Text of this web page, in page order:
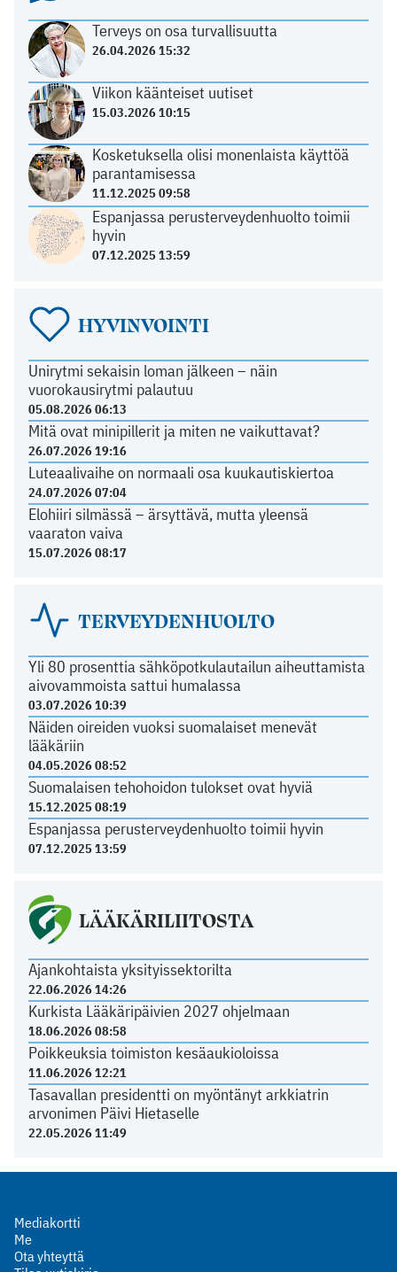
Terveys on osa turvallisuutta
26.04.2026 15:32
Viikon käänteiset uutiset
15.03.2026 10:15
Kosketuksella olisi monenlaista käyttöä
parantamisessa
11.12.2025 09:58
Espanjassa perusterveydenhuolto toimii
hyvin
07.12.2025 13:59
HYVINVOINTI
Unirytmi sekaisin loman jälkeen – näin
vuorokausirytmi palautuu
05.08.2026 06:13
Mitä ovat minipillerit ja miten ne vaikuttavat?
26.07.2026 19:16
Luteaalivaihe on normaali osa kuukautiskiertoa
24.07.2026 07:04
Elohiiri silmässä – ärsyttävä, mutta yleensä
vaaraton vaiva
15.07.2026 08:17
TERVEYDENHUOLTO
Yli 80 prosenttia sähköpotkulautailun aiheuttamista
aivovammoista sattui humalassa
03.07.2026 10:39
Näiden oireiden vuoksi suomalaiset menevät
lääkäriin
04.05.2026 08:52
Suomalaisen tehohoidon tulokset ovat hyviä
15.12.2025 08:19
Espanjassa perusterveydenhuolto toimii hyvin
07.12.2025 13:59
LÄÄKÄRILIITOSTA
Ajankohtaista yksityissektorilta
22.06.2026 14:26
Kurkista Lääkäripäivien 2027 ohjelmaan
18.06.2026 08:58
Poikkeuksia toimiston kesäaukioloissa
11.06.2026 12:21
Tasavallan presidentti on myöntänyt arkkiatrin
arvonimen Päivi Hietaselle
22.05.2026 11:49
Mediakortti
Me
Ota yhteyttä